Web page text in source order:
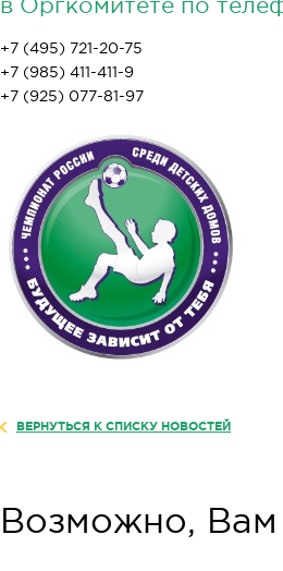
в Оргкомитете по
+7 (495) 721-20-75
+7 (985) 411-411-9
+7 (925) 077-81-97
ВЕРНУТЬСЯ К СПИСКУ НОВОСТЕЙ
Возможно, Вам